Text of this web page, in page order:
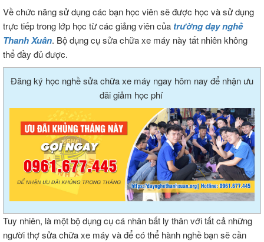
Về chức năng sử dụng các bạn học viên sẽ được học và sử dụng
trực tiếp trong lớp học từ các giảng viên của trường dạy nghề
Thanh Xuân. Bộ dụng cụ sửa chữa xe máy này tất nhiên không
thể đầy đủ được.
Đăng ký học nghề sửa chữa xe máy ngay hôm nay để nhận ưu
đãi giảm học phí
Tuy nhiên, là một bộ dụng cụ cá nhân bất ly thân với tất cả những
người thợ sửa chữa xe máy và để có thể hành nghề bạn sẽ cần